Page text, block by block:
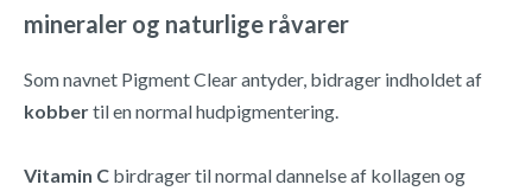
mineraler og naturlige råvarer
Som navnet Pigment Clear antyder, bidrager indholdet af
kobbertil en normal hudpigmentering.
Vitamin C birdrager til normal dannelse af kollagen og